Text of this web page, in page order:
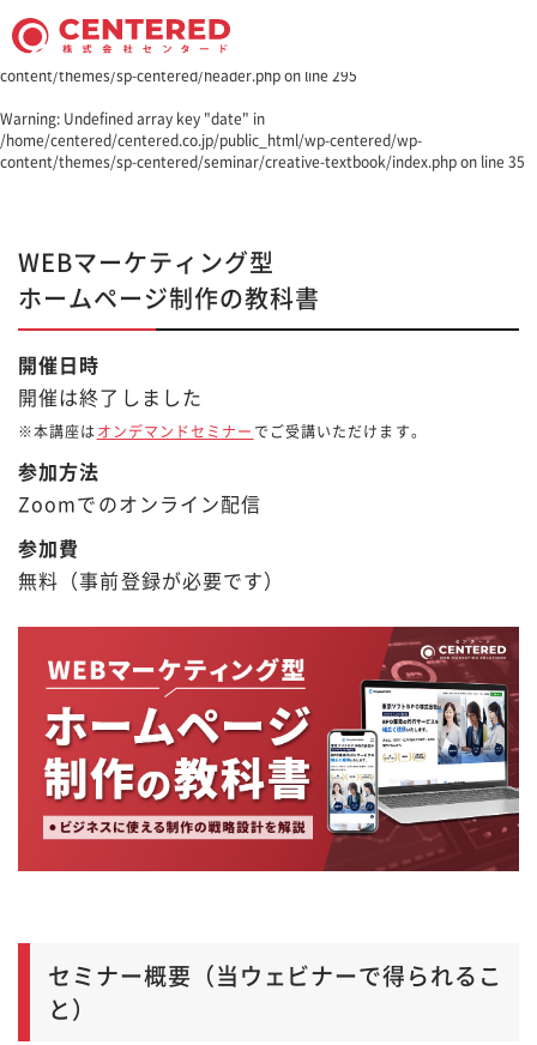
Warning : Undefined array key "date" in
/home/centered/centered.co.jp/public_html/wp-centered/wp-
content/themes/sp-centered/header.phpon line 295
Warning: Undefined array key "date" in
/home/centered/centered.co.jp/public_html/wp-centered/wp-
content/themes/sp-centered/seminar/creative-textbook/index.phpon line 35
WEBマーケティング型
ホームページ制作の教科書
開催日時
開催は終了しました
※本講座はオンデマンドセミナー でご受講いただけます。
参加方法
Zoomでのオンライン配信
参加費
無料（事前登録が必要です）
セミナー概要（当ウェビナーで得られるこ
と）